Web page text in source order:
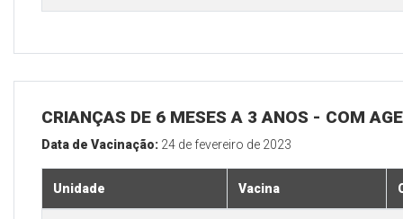
CRIANÇAS DE 6 MESES A 3 ANOS - COM
Data de Vacinação: 24 de fevereiro de 2023
Unidade Vacina